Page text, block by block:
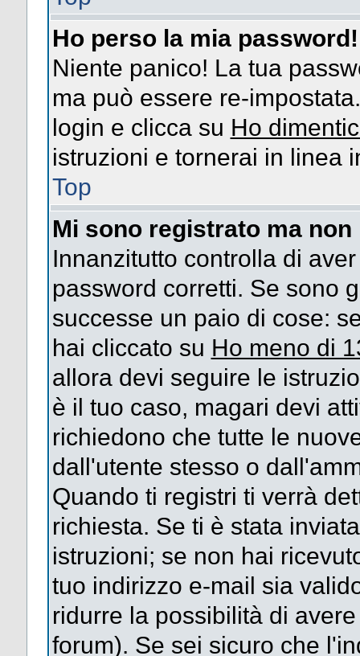
Ho perso la mia password!
Niente panico! La tua
ma può essere re-
login e clicca su Ho
istruzioni e tornerai in linea
Top
Mi sono registrato ma
Innanzitutto controlla di
password corretti. Se sono
successe un paio di cose:
hai cliccato su Ho meno di
allora devi seguire le
è il tuo caso, magari devi
richiedono che tutte le
dall'utente stesso o
Quando ti registri ti verrà
richiesta. Se ti è stata
istruzioni; se non hai
tuo indirizzo e-mail sia
ridurre la possibilità di
forum). Se sei sicuro che